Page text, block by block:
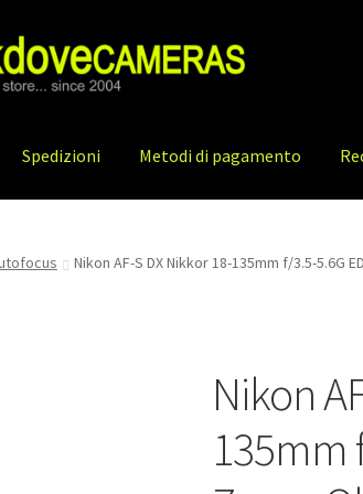
Spedizioni Metodi di pagamento
Nikon AF-S DX Nikkor 18-135mm f/3.5-5.6G
Nikon
135mm